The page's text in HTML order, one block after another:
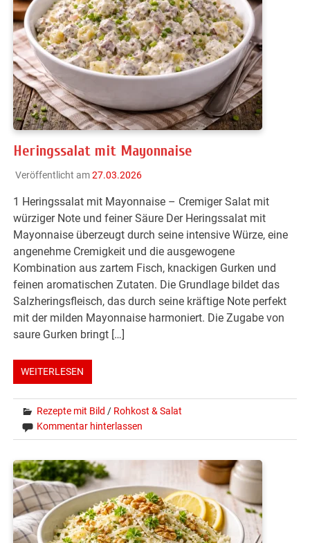
Heringssalat mit Mayonnaise
Veröffentlicht am27.03.2026
1 Heringssalat mit Mayonnaise – Cremiger Salat mit
würziger Note und feiner Säure Der Heringssalat mit
Mayonnaise überzeugt durch seine intensive Würze, eine
angenehme Cremigkeit und die ausgewogene
Kombination aus zartem Fisch, knackigen Gurken und
feinen aromatischen Zutaten. Die Grundlage bildet das
Salzheringsfleisch, das durch seine kräftige Note perfekt
mit der milden Mayonnaise harmoniert. Die Zugabe von
saure Gurken bringt […]
WEITERLESEN
Rezepte mit Bild / Rohkost & Salat
Kommentar hinterlassen